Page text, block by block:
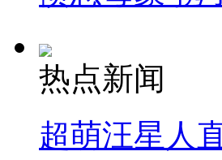
热点新闻
超萌汪星人